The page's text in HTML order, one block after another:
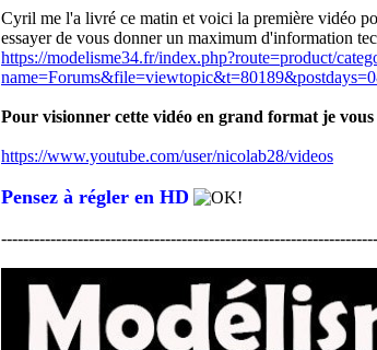
Cyril me l'a livré ce matin et voici la première vidéo
essayer de vous donner un maximum d'information
https://modelisme34.fr/index.php?route=product/
Pour visionner cette vidéo en grand format je
https://www.youtube.com/user/nicolab28/videos
Pensez à régler en HD